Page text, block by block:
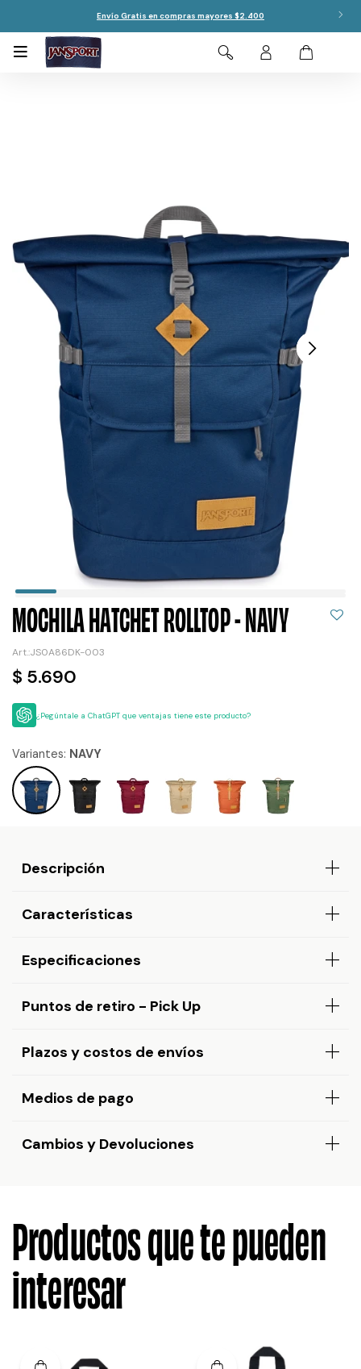
Envío Gratis en compras mayores $2.400

MOCHILA HATCHET ROLLTOP - NAVY
JS0A86DK-003
$ 5.690
¿Pegúntale a ChatGPT que ventajas tiene este producto?
Variantes: NAVY
Descripción
Características
Especificaciones
Puntos de retiro - Pick Up
Plazos y costos de envíos
Medios de pago
Cambios y Devoluciones
Productos que te pueden
interesar